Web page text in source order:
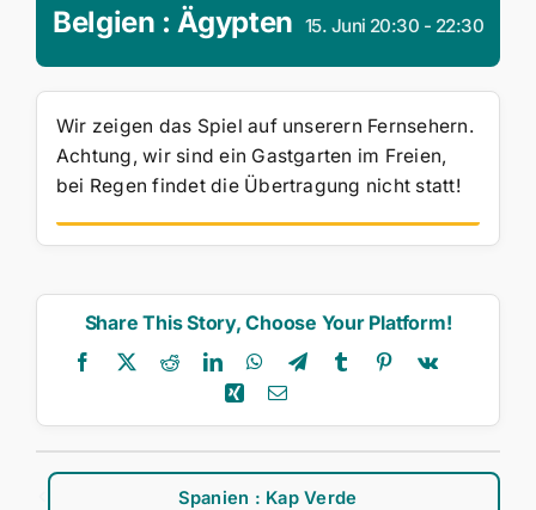
Belgien : Ägypten 15. Juni 20:30 - 22:30
Wir zeigen das Spiel auf unserern Fernsehern.
Achtung, wir sind ein Gastgarten im Freien,
bei Regen findet die Übertragung nicht statt!
Share This Story, Choose Your Platform!
Facebook
X RedditLinkedInWhatsApp
TelegramTumblr Pinterest
Vk
Xing E-
Spanien : Kap Verde